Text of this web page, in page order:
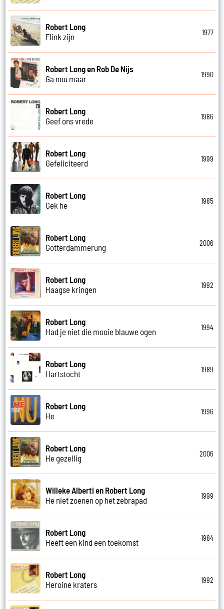
Robert Long
Flink zijn
1977
Robert Long en Rob De Nijs
Ga nou maar
1990
Robert Long
Geef ons vrede
1986
Robert Long
Gefeliciteerd
1999
Robert Long
Gek he
1985
Robert Long
Gotterdammerung
2006
Robert Long
Haagse kringen
1992
Robert Long
Had je niet die mooie blauwe ogen
1994
Robert Long
Hartstocht
1989
Robert Long
He
1996
Robert Long
He gezellig
2006
Willeke Alberti en Robert Long
He niet zoenen op het zebrapad
1999
Robert Long
Heeft een kind een toekomst
1984
Robert Long
Heroine kraters
1992